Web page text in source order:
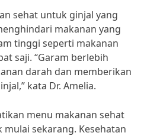
sehat untuk ginjal yang
makanan yang
tinggi seperti makanan
saji. “Garam berlebih
darah dan memberikan
kata Dr. Amelia.
menu makanan sehat
sekarang. Kesehatan